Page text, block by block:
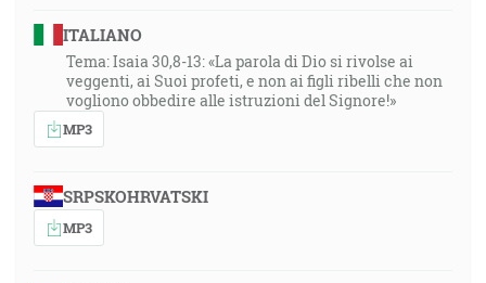
ITALIANO
Tema: Isaia 30,8-13: «La parola di Dio si rivolse ai
veggenti, ai Suoi profeti, e non ai figli ribelli che non
vogliono obbedire alle istruzioni del Signore!»
MP3
SRPSKOHRVATSKI
MP3